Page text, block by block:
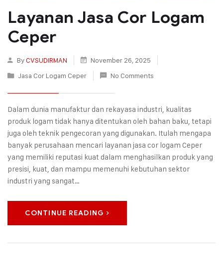
Layanan Jasa Cor Logam
Ceper
ByCVSUDIRMAN
November 26, 2025
Jasa Cor Logam Ceper
No Comments
Dalam dunia manufaktur dan rekayasa industri, kualitas
produk logam tidak hanya ditentukan oleh bahan baku, tetapi
juga oleh teknik pengecoran yang digunakan. Itulah mengapa
banyak perusahaan mencari layanan jasa cor logam Ceper
yang memiliki reputasi kuat dalam menghasilkan produk yang
presisi, kuat, dan mampu memenuhi kebutuhan sektor
industri yang sangat…
CONTINUE READING